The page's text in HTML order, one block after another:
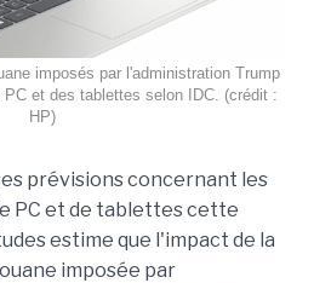
imposés par l'administration Trump
et des tablettes selon IDC. (crédit :
HP)
prévisions concernant les
PC et de tablettes cette
estime que l'impact de la
imposée par